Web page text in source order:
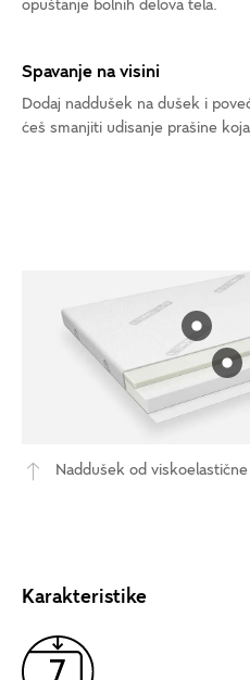
opuštanje bolnih delova tela.
Spavanje na visini
Dodaj naddušek na dušek i
ćeš smanjiti udisanje prašine
Naddušek od
Karakteristike